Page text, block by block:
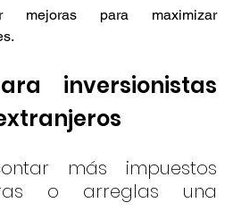
mejoras para maximizar
inversionistas
más impuestos
o arreglas una